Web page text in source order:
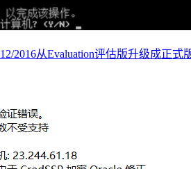
2016从Evaluation评估版升级成正式